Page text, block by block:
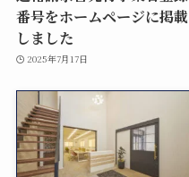
番号をホームページに掲載
しました
2025年7月17日